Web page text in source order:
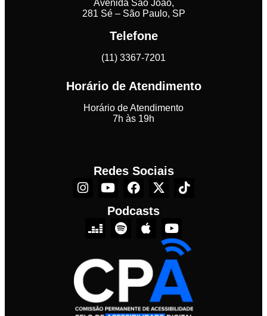
Avenida São João,
281 Sé – São Paulo, SP
Telefone
(11) 3367-7201
Horário de Atendimento
Horário de Atendimento
7h às 19h
Redes Sociais
Podcasts